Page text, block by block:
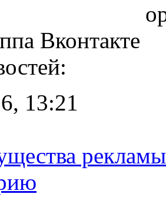
Вконтакте
13:21